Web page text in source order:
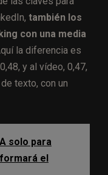
también los
con una media
la diferencia es
y al vídeo, 0,47,
texto, con un
solo para
el